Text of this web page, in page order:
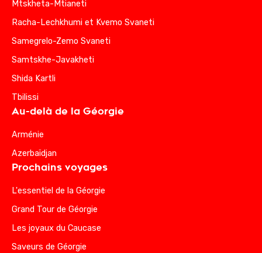
Mtskheta-Mtianeti
Racha-Lechkhumi et Kvemo Svaneti
Samegrelo-Zemo Svaneti
Samtskhe-Javakheti
Shida Kartli
Tbilissi
Au-delà de la Géorgie
Arménie
Azerbaïdjan
Prochains voyages
L'essentiel de la Géorgie
Grand Tour de Géorgie
Les joyaux du Caucase
Saveurs de Géorgie